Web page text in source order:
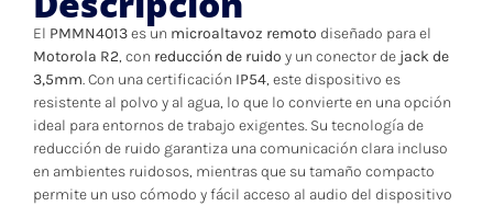
El PMMN4013es un microaltavoz remoto diseñado para el
Motorola R2, con reducción de ruido y un conector de jack de
3,5mm. Con una certificación IP54, este dispositivo es
resistente al polvo y al agua, lo que lo convierte en una opción
ideal para entornos de trabajo exigentes. Su tecnología de
reducción de ruido garantiza una comunicación clara incluso
en ambientes ruidosos, mientras que su tamaño compacto
permite un uso cómodo y fácil acceso al audio del dispositivo